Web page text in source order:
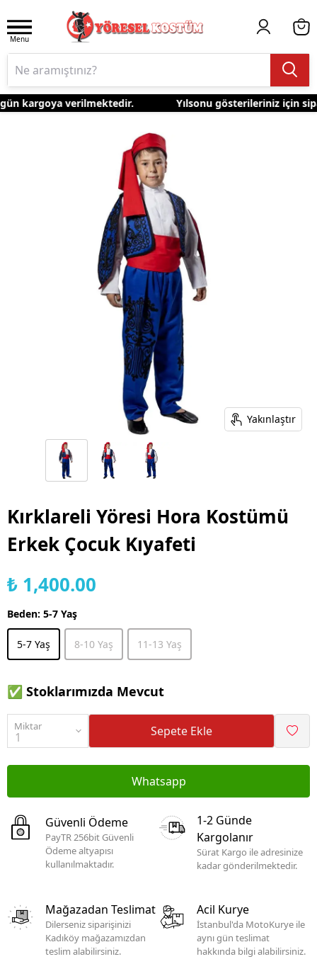
Menu
kargoya verilmektedir. Yılsonu gösterileriniz için
Yakınlaştır
Kırklareli Yöresi Hora Kostümü
Erkek Çocuk Kıyafeti
₺ 1,400.00
Beden: 5-7 Yaş
5-7 Yaş 8-10 Yaş 11-13 Yaş
✅ Stoklarımızda Mevcut
Miktar Sepete Ekle
Whatsapp
Güvenli Ödeme
PayTR 256bit Güvenli
Ödeme altyapısı
kullanılmaktadır.
1-2 Günde
Kargolanır
Sürat Kargo ile adresinize
kadar gönderilmektedir.
Mağazadan Teslimat
Dilerseniz siparişinizi
Kadıköy mağazamızdan
teslim alabilirsiniz.
Acil Kurye
İstanbul'da MotoKurye ile
aynı gün teslimat
hakkında bilgi alabilirsiniz.